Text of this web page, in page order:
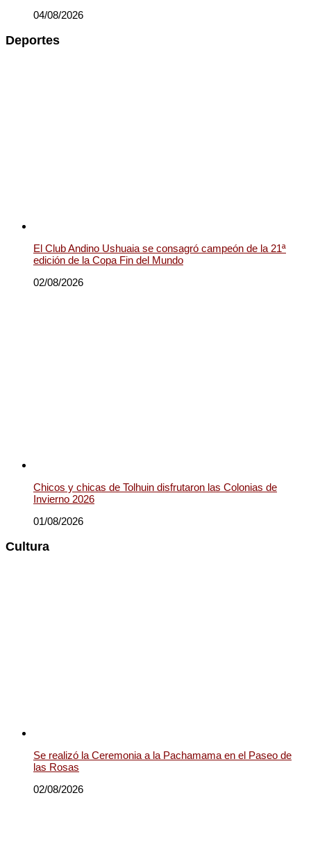
04/08/2026
Deportes
El Club Andino Ushuaia se consagró campeón de la 21ª
edición de la Copa Fin del Mundo
02/08/2026
Chicos y chicas de Tolhuin disfrutaron las Colonias de
Invierno 2026
01/08/2026
Cultura
Se realizó la Ceremonia a la Pachamama en el Paseo de
las Rosas
02/08/2026